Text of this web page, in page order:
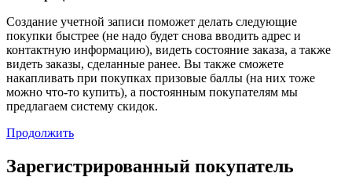
Создание учетной записи поможет делать следующие
покупки быстрее (не надо будет снова вводить адрес и
контактную информацию), видеть состояние заказа, а также
видеть заказы, сделанные ранее. Вы также сможете
накапливать при покупках призовые баллы (на них тоже
можно что-то купить), а постоянным покупателям мы
предлагаем систему скидок.
Продолжить
Зарегистрированный покупатель